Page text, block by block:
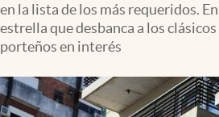
Apertura
Infotechnology
Clima
en la lista de los más requeridos.
estrella que desbanca a los
porteños en interés